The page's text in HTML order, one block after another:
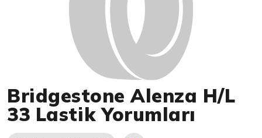
Bridgestone Alenza H/L
33 Lastik Yorumları